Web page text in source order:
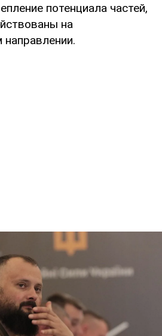
потенциала частей,
на